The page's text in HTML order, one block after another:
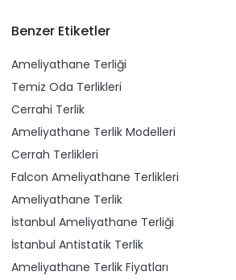
Benzer Etiketler
Ameliyathane Terliği
Temiz Oda Terlikleri
Cerrahi Terlik
Ameliyathane Terlik Modelleri
Cerrah Terlikleri
Falcon Ameliyathane Terlikleri
Ameliyathane Terlik
İstanbul Ameliyathane Terliği
İstanbul Antistatik Terlik
Ameliyathane Terlik Fiyatları